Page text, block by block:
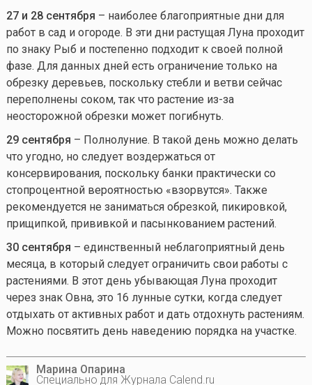
27 и 28 сентября – наиболее благоприятные дни для
работ в сад и огороде. В эти дни растущая Луна проходит
по знаку Рыб и постепенно подходит к своей полной
фазе. Для данных дней есть ограничение только на
обрезку деревьев, поскольку стебли и ветви сейчас
переполнены соком, так что растение из-за
неосторожной обрезки может погибнуть.
29 сентября – Полнолуние. В такой день можно делать
что угодно, но следует воздержаться от
консервирования, поскольку банки практически со
стопроцентной вероятностью «взорвутся». Также
рекомендуется не заниматься обрезкой, пикировкой,
прищипкой, прививкой и пасынкованием растений.
30 сентября – единственный неблагоприятный день
месяца, в который следует ограничить свои работы с
растениями. В этот день убывающая Луна проходит
через знак Овна, это 16 лунные сутки, когда следует
отдыхать от активных работ и дать отдохнуть растениям.
Можно посвятить день наведению порядка на участке.
Марина Опарина
Специально для Журнала Calend.ru